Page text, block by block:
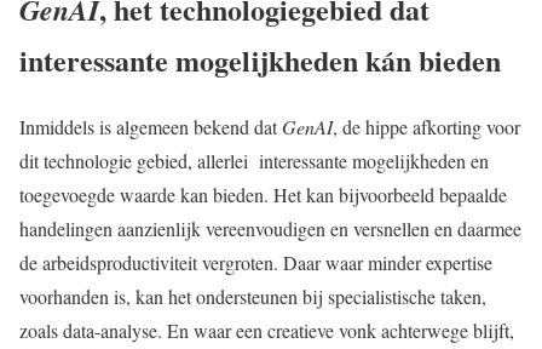
GenAI, het technologiegebied dat
interessante mogelijkheden kán bieden
Inmiddels is algemeen bekend datGenAI, de hippe afkorting voor
dit technologie gebied, allerlei interessante mogelijkheden en
toegevoegde waarde kan bieden. Het kan bijvoorbeeld bepaalde
handelingen aanzienlijk vereenvoudigen en versnellen en daarmee
de arbeidsproductiviteit vergroten. Daar waar minder expertise
voorhanden is, kan het ondersteunen bij specialistische taken,
zoals data-analyse. En waar een creatieve vonk achterwege blijft,